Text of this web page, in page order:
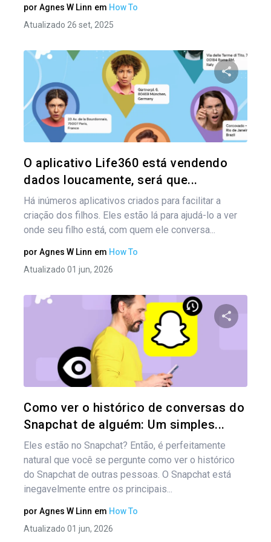
por Agnes W Linn em How To
Atualizado 26 set, 2025
O aplicativo Life360 está vendendo
dados loucamente, será que...
Há inúmeros aplicativos criados para facilitar a
criação dos filhos. Eles estão lá para ajudá-lo a ver
onde seu filho está, com quem ele conversa...
por Agnes W Linn em How To
Atualizado 01 jun, 2026
Como ver o histórico de conversas do
Snapchat de alguém: Um simples...
Eles estão no Snapchat? Então, é perfeitamente
natural que você se pergunte como ver o histórico
do Snapchat de outras pessoas. O Snapchat está
inegavelmente entre os principais...
por Agnes W Linn em How To
Atualizado 01 jun, 2026